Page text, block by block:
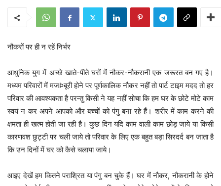
नौकरों पर ही न रहें निर्भर
आधुनिक युग में अच्छे खाते-पीते घरों में नौकर-नौकरानी एक जरूरत बन गए है।
मध्यम परिवारों में मजÞबूरी होने पर पूर्णकालिक नौकर नहीं तो पार्ट टाइम मदद तो हर
परिवार की आवश्यकता है परन्तु किसी ने यह नहीं सोचा कि हम घर के छोटे मोटे काम
स्वयं न कर अपने आपको और बच्चों को पंगु बना रहे हैं। शरीर में काम करने की
क्षमता ही खत्म होती जा रही है। कुछ दिन यदि काम वाली काम छोड़ जाये या किसी
कारणवश छुट्टी पर चली जाये तो परिवार के लिए एक बहुत बड़ा सिरदर्द बन जाता है
कि उन दिनों में घर को कैसे चलाया जाये।
आइए देखें हम कितने पराश्रित या पंगु बन चुके हैं। घर में नौकर, नौकरानी के होने